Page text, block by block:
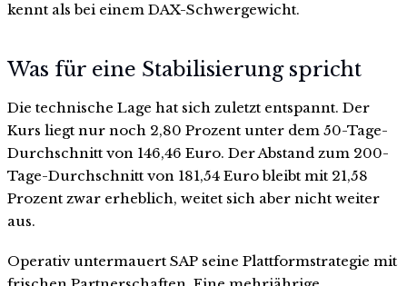
kennt als bei einem DAX-Schwergewicht.
Was für eine Stabilisierung spricht
Die technische Lage hat sich zuletzt entspannt. Der
Kurs liegt nur noch 2,80 Prozent unter dem 50-Tage-
Durchschnitt von 146,46 Euro. Der Abstand zum 200-
Tage-Durchschnitt von 181,54 Euro bleibt mit 21,58
Prozent zwar erheblich, weitet sich aber nicht weiter
aus.
Operativ untermauert SAP seine Plattformstrategie mit